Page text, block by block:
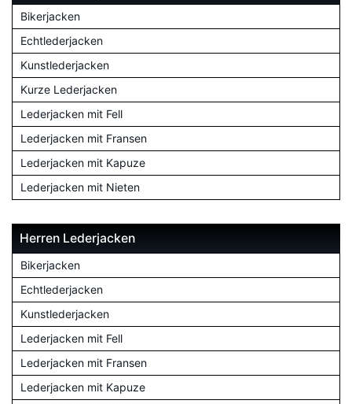
Bikerjacken
Echtlederjacken
Kunstlederjacken
Kurze Lederjacken
Lederjacken mit Fell
Lederjacken mit Fransen
Lederjacken mit Kapuze
Lederjacken mit Nieten
Herren Lederjacken
Bikerjacken
Echtlederjacken
Kunstlederjacken
Lederjacken mit Fell
Lederjacken mit Fransen
Lederjacken mit Kapuze